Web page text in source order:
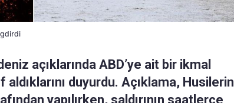
açıklarında ABD’ye ait bir ikmal
duyurdu. Açıklama, Husilerin
yapılırken, saldırının saatlerce